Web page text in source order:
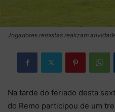
Jogadores remistas realizam
Na tarde do feriado desta
do Remo participou de um